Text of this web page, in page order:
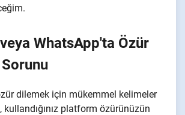
WhatsApp'ta Özür
dilemek için mükemmel kelimeler
kullandığınız platform özürünüzün